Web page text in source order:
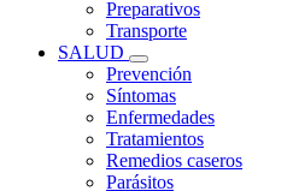
Preparativos
Transporte
SALUD
Prevención
Síntomas
Enfermedades
Tratamientos
Remedios caseros
Parásitos